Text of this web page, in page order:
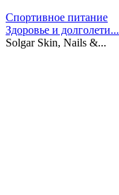
Спортивное питание
Здоровье и долголети...
Solgar Skin, Nails &...